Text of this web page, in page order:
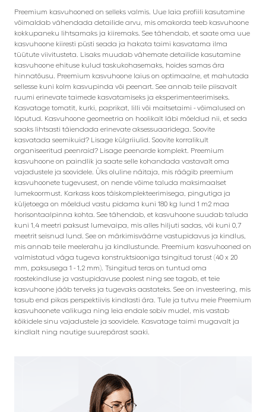
Preemium kasvuhooned on selleks valmis. Uue laia profiili kasutamine
võimaldab vähendada detailide arvu, mis omakorda teeb kasvuhoone
kokkupaneku lihtsamaks ja kiiremaks. See tähendab, et saate oma uue
kasvuhoone kiiresti püsti seada ja hakata taimi kasvatama ilma
tüütute viivitusteta. Lisaks muudab vähemate detailide kasutamine
kasvuhoone ehituse kulud taskukohasemaks, hoides samas ära
hinnatõusu. Preemium kasvuhoone laius on optimaalne, et mahutada
sellesse kuni kolm kasvupinda või peenart. See annab teile piisavalt
ruumi erinevate taimede kasvatamiseks ja eksperimenteerimiseks.
Kasvatage tomatit, kurki, paprikat, lilli või maitsetaimi - võimalused on
lõputud. Kasvuhoone geomeetria on hoolikalt läbi mõeldud nii, et seda
saaks lihtsasti täiendada erinevate aksessuaaridega. Soovite
kasvatada seemikuid? Lisage külgriiulid. Soovite korralikult
organiseeritud peenraid? Lisage peenarde komplekt. Preemium
kasvuhoone on paindlik ja saate selle kohandada vastavalt oma
vajadustele ja soovidele. Üks oluline näitaja, mis räägib preemium
kasvuhoonete tugevusest, on nende võime taluda maksimaalset
lumekoormust. Karkass koos täiskomplekteerimisega, pingutiga ja
küljetoega on mõeldud vastu pidama kuni 180 kg lund 1 m2 maa
horisontaalpinna kohta. See tähendab, et kasvuhoone suudab taluda
kuni 1,4 meetri paksust lumevaipa, mis alles hiljuti sadas, või kuni 0,7
meetrit seisnud lund. See on märkimisväärne vastupidavus ja kindlus,
mis annab teile meelerahu ja kindlustunde. Preemium kasvuhooned on
valmistatud väga tugeva konstruktsiooniga tsingitud torust (40 x 20
mm, paksusega 1 - 1,2 mm). Tsingitud teras on tuntud oma
roostekindluse ja vastupidavuse poolest ning see tagab, et teie
kasvuhoone jääb terveks ja tugevaks aastateks. See on investeering, mis
tasub end pikas perspektiivis kindlasti ära. Tule ja tutvu meie Preemium
kasvuhoonete valikuga ning leia endale sobiv mudel, mis vastab
kõikidele sinu vajadustele ja soovidele. Kasvatage taimi mugavalt ja
kindlalt ning nautige suurepärast saaki.